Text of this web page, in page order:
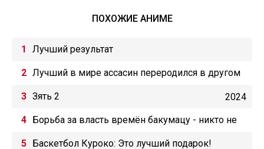
ПОХОЖИЕ АНИМЕ
Лучший результат
Лучший в мире ассасин переродился в другом
мире аристократом
Зять 2 2024
Борьба за власть времён бакумацу - никто не
вечен
Баскетбол Куроко: Это лучший подарок!